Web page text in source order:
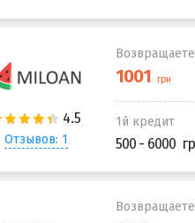
Отзывов: 1
Возвращаете
1й кредит
500 - 6000
Возвращаете